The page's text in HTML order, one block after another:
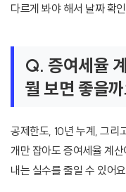
다르게 봐야 해서 날짜 확
Q. 증여세율
뭘 보면 좋을
공제한도, 10년 누계, 그리
개만 잡아도 증여세율 계
내는 실수를 줄일 수 있어